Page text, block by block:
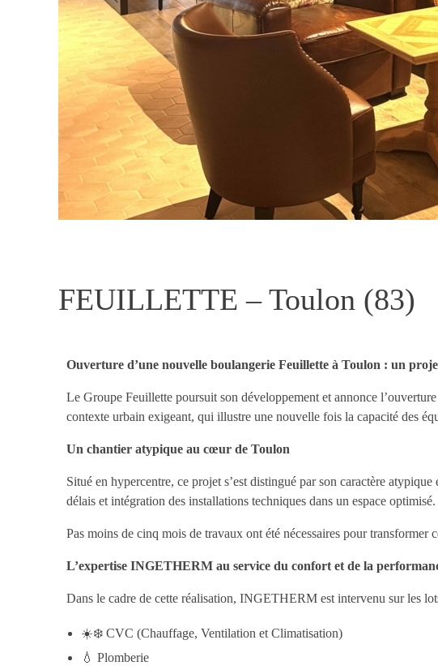
FEUILLETTE – Toulon (83)
Ouverture d’une nouvelle boulangerie Feuillette à Toulon : un
Le Groupe Feuillette poursuit son développement et annonce
contexte urbain exigeant, qui illustre une nouvelle fois la capacité des
Un chantier atypique au cœur de Toulon
Situé en hypercentre, ce projet s’est distingué par son caractère
délais et intégration des installations techniques dans un espace optimisé.
Pas moins de cinq mois de travaux ont été nécessaires pour
L’expertise INGETHERM au service du confort et de la
Dans le cadre de cette réalisation, INGETHERM est intervenu sur les
☀️❄️ CVC (Chauffage, Ventilation et Climatisation)
💧 Plomberie